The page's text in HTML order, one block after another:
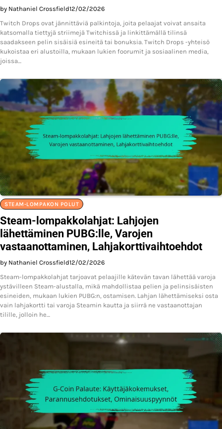
by Nathaniel Crossfield12/02/2026
Twitch Drops ovat jännittäviä palkintoja, joita pelaajat voivat ansaita
katsomalla tiettyjä striimejä Twitchissä ja linkittämällä tilinsä
saadakseen pelin sisäisiä esineitä tai bonuksia. Twitch Drops -yhteisö
kukoistaa eri alustoilla, mukaan lukien foorumit ja sosiaalinen media,
joissa…
STEAM-LOMPAKON POLUT
Steam-lompakkolahjat: Lahjojen
lähettäminen PUBG:lle, Varojen
vastaanottaminen, Lahjakorttivaihtoehdot
by Nathaniel Crossfield12/02/2026
Steam-lompakkolahjat tarjoavat pelaajille kätevän tavan lähettää varoja
ystävilleen Steam-alustalla, mikä mahdollistaa pelien ja pelinsisäisten
esineiden, mukaan lukien PUBG:n, ostamisen. Lahjan lähettämiseksi osta
vain lahjakortti tai varoja Steamin kautta ja siirrä ne vastaanottajan
tilille, jolloin he…